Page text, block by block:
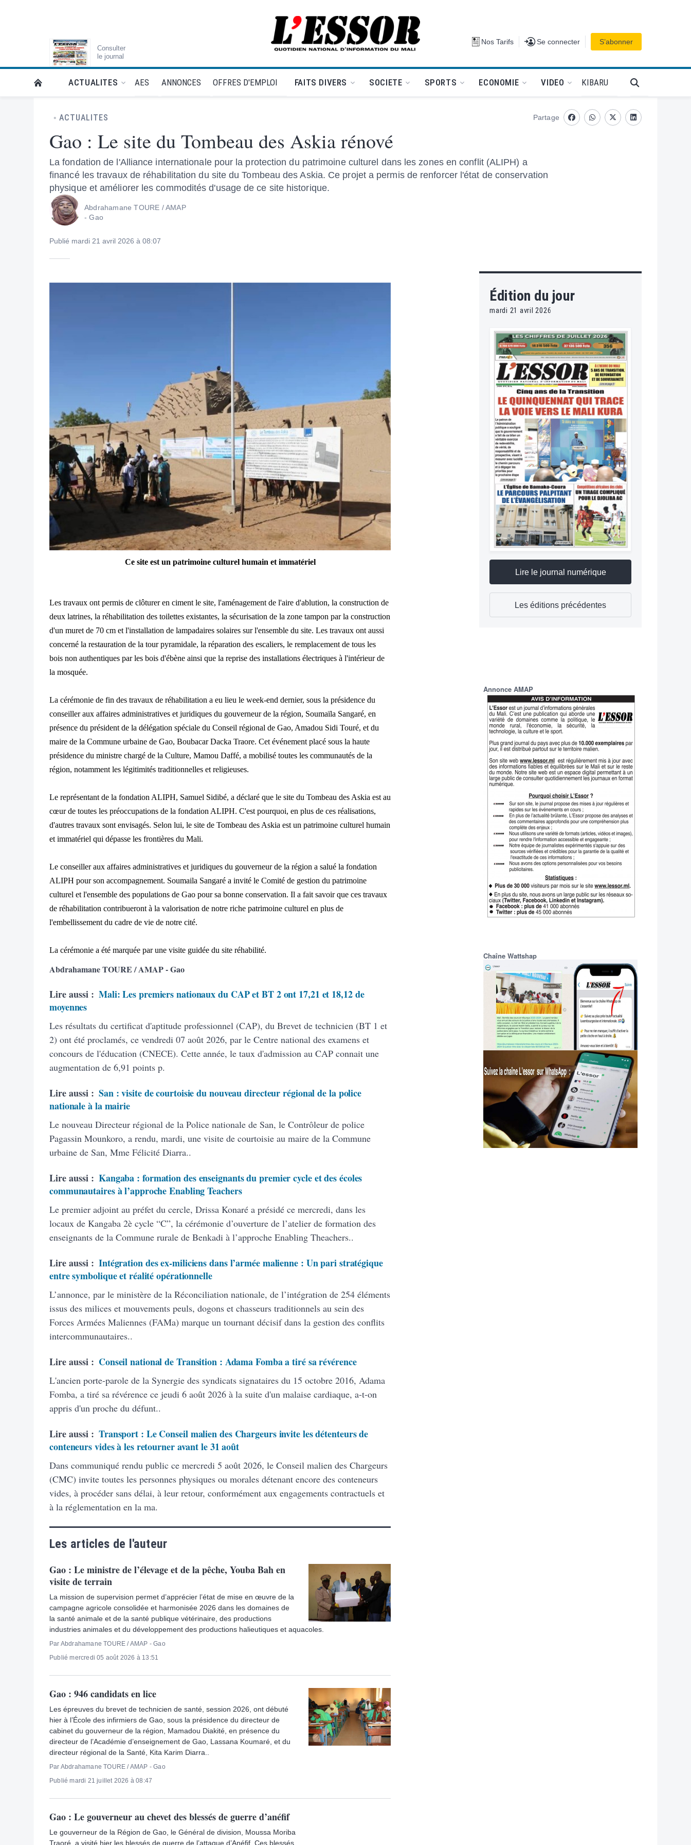
Consulter
le journal
L'Essor - retour à la une Nos Tarifs Se connecter
Se connecter S’abonner
RETOUR À LA PAGE D’ACCUEIL DE L'ESSOR
ACTUALITES AES ANNONCES OFFRES D'EMPLOI FAITS DIVERS SOCIETE SPORTS ECONOMIE VIDEO KIBARU
ACTUALITES
Gao : Le site du Tombeau des Askia rénové
La fondation de l'Alliance internationale pour la protection du patrimoine culturel dans les zones en conflit (ALIPH) a
financé les travaux de réhabilitation du site du Tombeau des Askia. Ce projet a permis de renforcer l'état de conservation
physique et améliorer les commodités d'usage de ce site historique.
Abdrahamane TOURE / AMAP
- Gao
Publié mardi 21 avril 2026 à 08:07
Partage
FacebookwhatsappTwitterLinkedin
Ce site est un patrimoine culturel humain et immatériel
Les travaux ont permis de clôturer en ciment le site, l'aménagement de l'aire d'ablution, la construction de
deux latrines, la réhabilitation des toilettes existantes, la sécurisation de la zone tampon par la construction
d'un muret de 70 cm et l'installation de lampadaires solaires sur l'ensemble du site. Les travaux ont aussi
concerné la restauration de la tour pyramidale, la réparation des escaliers, le remplacement de tous les
bois non authentiques par les bois d'ébène ainsi que la reprise des installations électriques à l'intérieur de
la mosquée.
La cérémonie de fin des travaux de réhabilitation a eu lieu le week-end dernier, sous la présidence du
conseiller aux affaires administratives et juridiques du gouverneur de la région, Soumaïla Sangaré, en
présence du président de la délégation spéciale du Conseil régional de Gao, Amadou Sidi Touré, et du
maire de la Commune urbaine de Gao, Boubacar Dacka Traore. Cet événement placé sous la haute
présidence du ministre chargé de la Culture, Mamou Daffé, a mobilisé toutes les communautés de la
région, notamment les légitimités traditionnelles et religieuses.
Le représentant de la fondation ALIPH, Samuel Sidibé, a déclaré que le site du Tombeau des Askia est au
cœur de toutes les préoccupations de la fondation ALIPH. C'est pourquoi, en plus de ces réalisations,
d'autres travaux sont envisagés. Selon lui, le site de Tombeau des Askia est un patrimoine culturel humain
et immatériel qui dépasse les frontières du Mali.
Le conseiller aux affaires administratives et juridiques du gouverneur de la région a salué la fondation
ALIPH pour son accompagnement. Soumaila Sangaré a invité le Comité de gestion du patrimoine
culturel et l'ensemble des populations de Gao pour sa bonne conservation. Il a fait savoir que ces travaux
de réhabilitation contribueront à la valorisation de notre riche patrimoine culturel en plus de
l'embellissement du cadre de vie de notre cité.
La cérémonie a été marquée par une visite guidée du site réhabilité.
Abdrahamane TOURE / AMAP - Gao
Lire aussi : Mali: Les premiers nationaux du CAP et BT 2 ont 17,21 et 18,12 de
moyennes
Les résultats du certificat d'aptitude professionnel (CAP), du Brevet de technicien (BT 1 et
2) ont été proclamés, ce vendredi 07 août 2026, par le Centre national des examens et
concours de l'éducation (CNECE). Cette année, le taux d'admission au CAP connait une
augmentation de 6,91 points p.
Lire aussi : San : visite de courtoisie du nouveau directeur régional de la police
nationale à la mairie
Le nouveau Directeur régional de la Police nationale de San, le Contrôleur de police
Pagassin Mounkoro, a rendu, mardi, une visite de courtoisie au maire de la Commune
urbaine de San, Mme Félicité Diarra..
Lire aussi : Kangaba : formation des enseignants du premier cycle et des écoles
communautaires à l’approche Enabling Teachers
Le premier adjoint au préfet du cercle, Drissa Konaré a présidé ce mercredi, dans les
locaux de Kangaba 2è cycle “C”, la cérémonie d’ouverture de l’atelier de formation des
enseignants de la Commune rurale de Benkadi à l’approche Enabling Theachers..
Lire aussi : Intégration des ex-miliciens dans l’armée malienne : Un pari stratégique
entre symbolique et réalité opérationnelle
L’annonce, par le ministère de la Réconciliation nationale, de l’intégration de 254 éléments
issus des milices et mouvements peuls, dogons et chasseurs traditionnels au sein des
Forces Armées Maliennes (FAMa) marque un tournant décisif dans la gestion des conflits
intercommunautaires..
Lire aussi : Conseil national de Transition : Adama Fomba a tiré sa révérence
L'ancien porte-parole de la Synergie des syndicats signataires du 15 octobre 2016, Adama
Fomba, a tiré sa révérence ce jeudi 6 août 2026 à la suite d'un malaise cardiaque, a-t-on
appris d'un proche du défunt..
Lire aussi : Transport : Le Conseil malien des Chargeurs invite les détenteurs de
conteneurs vides à les retourner avant le 31 août
Dans communiqué rendu public ce mercredi 5 août 2026, le Conseil malien des Chargeurs
(CMC) invite toutes les personnes physiques ou morales détenant encore des conteneurs
vides, à procéder sans délai, à leur retour, conformément aux engagements contractuels et
à la réglementation en la ma.
Les articles de l'auteur
Gao : Le ministre de l’élevage et de la pêche, Youba Bah en
visite de terrain
La mission de supervision permet d’apprécier l’état de mise en œuvre de la
campagne agricole consolidée et harmonisée 2026 dans les domaines de
la santé animale et de la santé publique vétérinaire, des productions
industries animales et du développement des productions halieutiques et aquacoles.
Par Abdrahamane TOURE / AMAP - Gao
Publié mercredi 05 août 2026 à 13:51
Gao : 946 candidats en lice
Les épreuves du brevet de technicien de santé, session 2026, ont débuté
hier à l’École des infirmiers de Gao, sous la présidence du directeur de
cabinet du gouverneur de la région, Mamadou Diakité, en présence du
directeur de l’Académie d’enseignement de Gao, Lassana Koumaré, et du
directeur régional de la Santé, Kita Karim Diarra..
Par Abdrahamane TOURE / AMAP - Gao
Publié mardi 21 juillet 2026 à 08:47
Gao : Le gouverneur au chevet des blessés de guerre d’anéfif
Le gouverneur de la Région de Gao, le Général de division, Moussa Moriba
Traoré, a visité hier les blessés de guerre de l’attaque d’Anéfif. Ces blessés
Édition du jour
mardi 21 avril 2026
Lire le journal numérique
Les éditions précédentes
Annonce AMAP
Chaîne Wattshap